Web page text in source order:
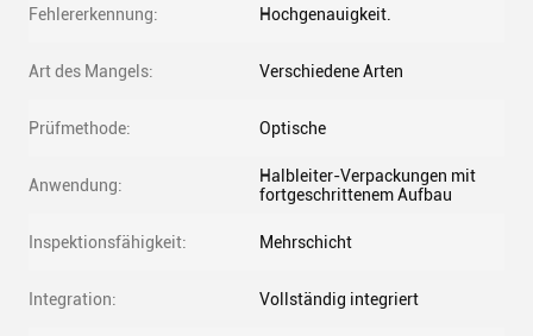
Fehlererkennung: Hochgenauigkeit.
Art des Mangels: Verschiedene Arten
Prüfmethode: Optische
Anwendung:
Halbleiter-Verpackungen mit
fortgeschrittenem Aufbau
Inspektionsfähigkeit: Mehrschicht
Integration: Vollständig integriert